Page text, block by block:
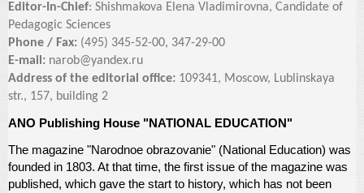
Editor-In-Chief: Shishmakova Elena Vladimirovna, Candidate of
Pedagogic Sciences
Phone / Fax: (495) 345-52-00, 347-29-00
E-mail: narob@yandex.ru
Address of the editorial office: 109341, Moscow, Lublinskaya
str., 157, building 2
ANO Publishing House "NATIONAL EDUCATION"
The magazine "Narodnoe obrazovanie" (National Education) was
founded in 1803. At that time, the first issue of the magazine was
published, which gave the start to history, which has not been